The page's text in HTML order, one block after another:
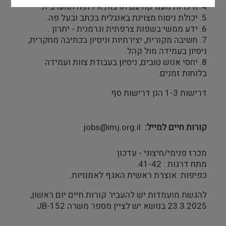
4. היכרות מעמיקה עם תרבות אירופה המערבית.
5. יכולת ניסוח מצוינת באנגלית בכתב ובעל פה.
6. ידע ממשי בשפות צרפתית וגרמנית - יתרון .
7. חשיבה מקורית, יצירתיות וניסיון בכתיבה מחקרית,
ניסיון בעמידה מול קהל.
8. יחסי אנוש טובים, ניסיון בעבודת צוות ועמידה
בלוחות זמנים.
דרישות 1-3 הנן דרישות סף.
קורות חיים למייל jobs@imj.org.il
מכרז פנימי/חיצוני - עדכון
מתח דרגות : 41-42.
כפיפות: אוצרת ראשית האגף לאמנויות.
להגשת מועמדות יש להעביר קורות חיים יום ראשון,
23.3.2025 בנושא יש לציין מספר משרה JB-152